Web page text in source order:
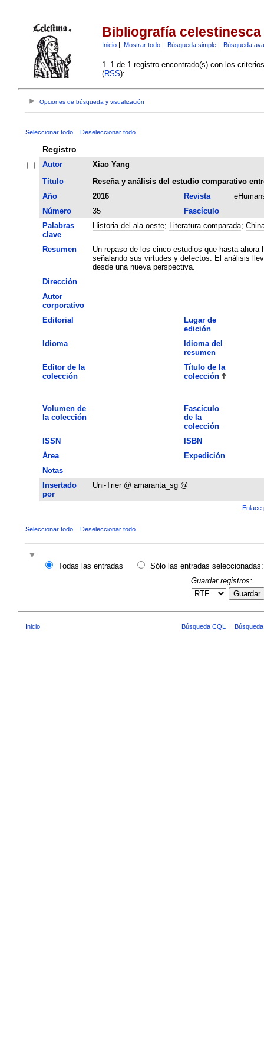
Bibliografía celestinesca
Inicio| Mostrar todo| Búsqueda simple| Búsqueda
1–1 de 1 registro encontrado(s) con los
(RSS):
Opciones de búsqueda y visualización
Seleccionar todo Deseleccionar todo
Registro
Autor
Xiao Yang
Título
Reseña y análisis del estudio comparativo
Año
2016 Revista
Número
35
Fascículo
Palabras
clave
Historia del ala oeste; Literatura comparada;
Resumen
Un repaso de los cinco estudios que hasta ahora
señalando sus virtudes y defectos. El análisis
desde una nueva perspectiva.
Dirección
Autor
corporativo
Editorial
Lugar de
edición
Idioma
Idioma del
resumen
Editor de la
colección
Título de la
colección
Volumen de
la colección
Fascículo
de la
colección
ISSN
ISBN
Área
Expedición
Notas
Insertado
por
Uni-Trier @ amaranta_sg @
Enlace
Seleccionar todo Deseleccionar todo
Todas las entradas
Sólo las entradas seleccionadas:
Guardar registros:
Guardar
Inicio Búsqueda CQL